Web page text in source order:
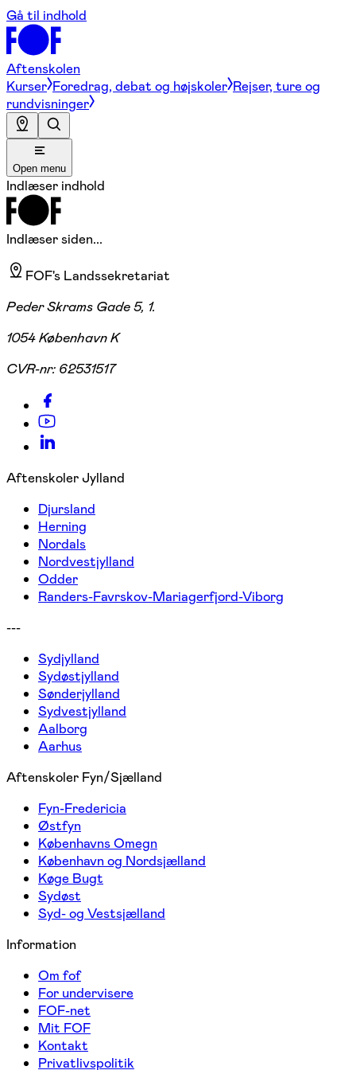
Gå til indhold
Aftenskolen
Kurser Foredrag, debat og højskoler Rejser, ture og
rundvisninger
Open menu
Indlæser indhold
Indlæser siden...
FOF's Landssekretariat
Peder Skrams Gade 5, 1.
1054 København K
CVR-nr: 62531517
Aftenskoler Jylland
Djursland
Herning
Nordals
Nordvestjylland
Odder
Randers-Favrskov-Mariagerfjord-Viborg
---
Sydjylland
Sydøstjylland
Sønderjylland
Sydvestjylland
Aalborg
Aarhus
Aftenskoler Fyn/Sjælland
Fyn-Fredericia
Østfyn
Københavns Omegn
København og Nordsjælland
Køge Bugt
Sydøst
Syd- og Vestsjælland
Information
Om fof
For undervisere
FOF-net
Mit FOF
Kontakt
Privatlivspolitik